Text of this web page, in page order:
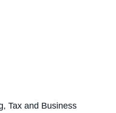
Tax and Business